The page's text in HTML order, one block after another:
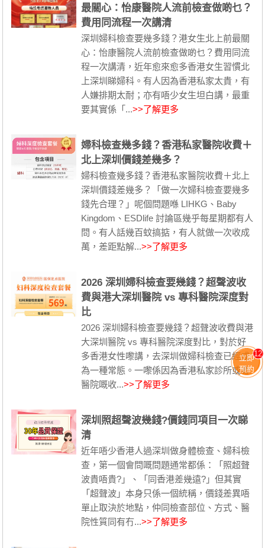
最關心：怡康醫院人流前檢查做啲乜？
費用同流程一次講清
深圳婦科檢查要幾多錢？港女生北上前最關
心：怡康醫院人流前檢查做啲乜？費用同流
程一次講清，近年愈來愈多香港女生習慣北
上深圳睇婦科。有人因為香港私家太貴，有
人嫌排期太耐；亦有唔少女生坦白講，最重
要其實係「...>>了解更多
婦科檢查幾多錢？香港私家醫院收費＋
北上深圳價錢差幾多？
婦科檢查幾多錢？香港私家醫院收費＋北上
深圳價錢差幾多？「做一次婦科檢查要幾多
錢先合理？」呢個問題喺 LIHKG、Baby
Kingdom、ESDlife 討論區幾乎每星期都有人
問。有人話幾百蚊搞掂，有人就做一次收成
萬，差距點解...>>了解更多
2026 深圳婦科檢查要幾錢？超聲波收
費與港大深圳醫院 vs 專科醫院深度對
比
2026 深圳婦科檢查要幾錢？超聲波收費與港
大深圳醫院 vs 專科醫院深度對比，對於好
多香港女性嚟講，去深圳做婦科檢查已經成
為一種常態。一嚟係因為香港私家診所或者
醫院嘅收...>>了解更多
深圳照超聲波幾錢?價錢同項目一次睇
清
近年唔少香港人過深圳做身體檢查、婦科檢
查，第一個會問嘅問題通常都係：「照超聲
波貴唔貴?」、「同香港差幾遠?」但其實
「超聲波」本身只係一個統稱，價錢差異唔
單止取決於地點，仲同檢查部位、方式、醫
院性質同有冇...>>了解更多
立即
預約
12